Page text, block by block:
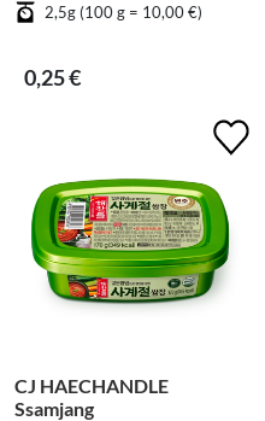
2,5g (100 g = 10,00 €)
0,25 €
CJ HAECHANDLE
Ssamjang